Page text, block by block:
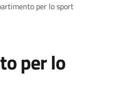
per lo sport
per lo